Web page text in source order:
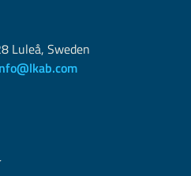
Luleå, Sweden